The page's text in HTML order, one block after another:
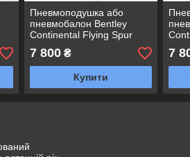
Пневмоподушка або
пневмобалон Bentley
Continental Flying Spur
ПЕРЕДНЯ ПРАВА
7 800₴
Купити
7